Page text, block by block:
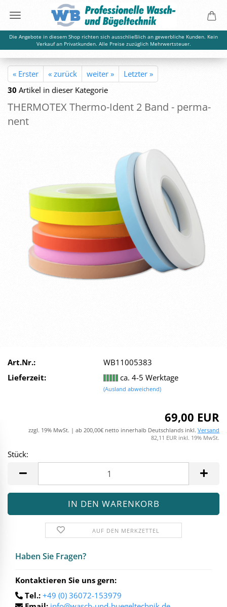
Die Angebote in diesem Shop richten sich ausschließlich an gewerbliche Kunden. Kein
Verkauf an Privatkunden. Alle Preise zuzüglich Mehrwertsteuer.
« Erster « zurück weiter »
Letzter »
30 Artikel in dieser Kategorie
THER­MO­TEX Thermo-​Ident 2 Band - per­ma­
nent
Art.Nr.:
WB11005383
Lieferzeit:
ca. 4-5 Werktage
(Ausland abweichend)
69,00 EUR
zzgl. 19% MwSt. | ab 200,00€ netto innerhalb Deutschlands inkl. Versand
82,11 EUR inkl. 19% MwSt.
Stück:
AUF DEN MERKZETTEL
Haben Sie Fra­gen?
Kontaktieren Sie uns gern:
Tel.: +49 (0) 36072-153979